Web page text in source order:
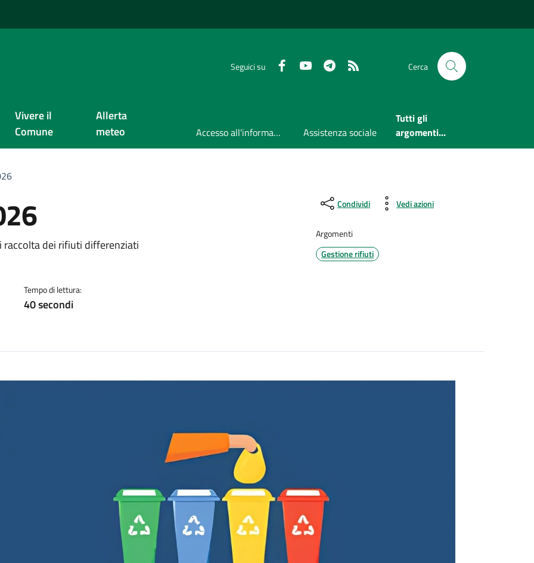
Seguici su FaceboookYoutubeTelegram Cerca
Vivere il
Comune
Allerta
meteo
Accesso all'informazione Assistenza sociale
Tutti gli
argomenti...
dei rifiuti differenziati
Tempo di lettura:
40 secondi
Condividi Vedi azioni
Argomenti
Gestione rifiuti